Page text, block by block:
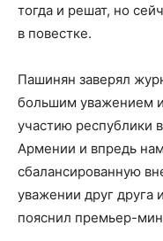
тогда и решат, но
в повестке.
Пашинян заверял
большим уважением
участию республики
Армении и впредь
сбалансированную
уважении друг друга
пояснил премьер-